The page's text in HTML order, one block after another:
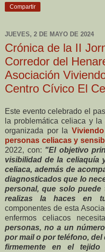
Compartir
JUEVES, 2 DE MAYO DE 2024
Crónica de la II
Corredor del
Asociación
Centro Cívico El
Este evento celebrado el
la problemática celiaca y
organizada por la
personas celiacas y
2022, con: "El objetivo
visibilidad de la celiaquía
celiaca, además de
diagnosticados que lo
personal, que solo
realizas la haces en
componentes de esta
enfermos celiacos
personas, no a un
por mail o por teléfono, del
firmemente en el